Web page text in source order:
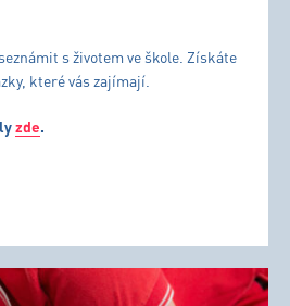
s životem ve škole. Získáte
které vás zajímají.
zde.